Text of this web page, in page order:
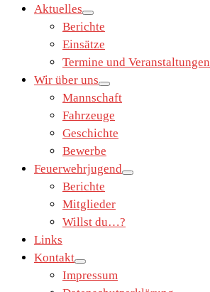
Aktuelles
Berichte
Einsätze
Termine und Veranstaltungen
Wir über uns
Mannschaft
Fahrzeuge
Geschichte
Bewerbe
Feuerwehrjugend
Berichte
Mitglieder
Willst du…?
Links
Kontakt
Impressum